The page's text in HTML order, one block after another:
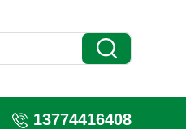
13774416408